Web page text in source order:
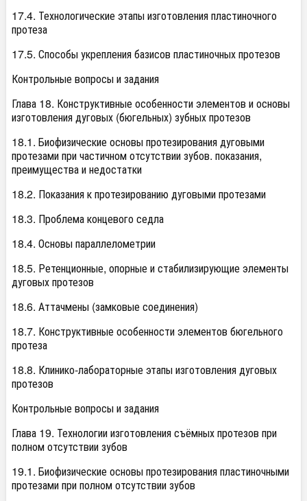
17.4. Технологические этапы изготовления пластиночного
протеза
17.5. Способы укрепления базисов пластиночных протезов
Контрольные вопросы и задания
Глава 18. Конструктивные особенности элементов и основы
изготовления дуговых (бюгельных) зубных протезов
18.1. Биофизические основы протезирования дуговыми
протезами при частичном отсутствии зубов. показания,
преимущества и недостатки
18.2. Показания к протезированию дуговыми протезами
18.3. Проблема концевого седла
18.4. Основы параллелометрии
18.5. Ретенционные, опорные и стабилизирующие элементы
дуговых протезов
18.6. Аттачмены (замковые соединения)
18.7. Конструктивные особенности элементов бюгельного
протеза
18.8. Клинико-лабораторные этапы изготовления дуговых
протезов
Контрольные вопросы и задания
Глава 19. Технологии изготовления съёмных протезов при
полном отсутствии зубов
19.1. Биофизические основы протезирования пластиночными
протезами при полном отсутствии зубов